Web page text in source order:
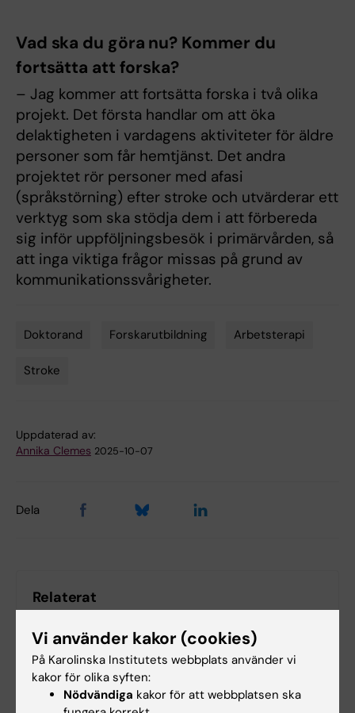
Vad ska du göra nu? Kommer du
fortsätta att forska?
– Jag kommer att fortsätta forska i två olika
projekt. Det första handlar om att öka
delaktigheten i vardagens aktiviteter för äldre
personer som får hemtjänst. Det andra
projektet rör personer med afasi
(språkstörning) efter stroke och utvärderar ett
verktyg som ska stödja dem i att förbereda
sig inför uppföljningsbesök i primärvården, så
att inga viktiga frågor missas på grund av
kommunikationssvårigheter.
Doktorand Forskarutbildning Arbetsterapi
Stroke
Uppdaterad av:
Annika Clemes 2025-10-07
Dela
Relaterat
Avhandling: Supporting person-centred, team-
based stroke rehabilitation with IC…
Vi använder kakor (cookies)
På Karolinska Institutets webbplats använder vi
kakor för olika syften:
Nödvändiga kakor för att webbplatsen ska